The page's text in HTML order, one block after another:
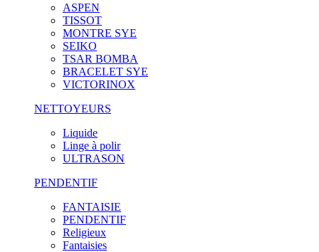
ASPEN
TISSOT
MONTRE SYE
SEIKO
TSAR BOMBA
BRACELET SYE
VICTORINOX
NETTOYEURS
Liquide
Linge à polir
ULTRASON
PENDENTIF
FANTAISIE
PENDENTIF
Religieux
Fantaisies